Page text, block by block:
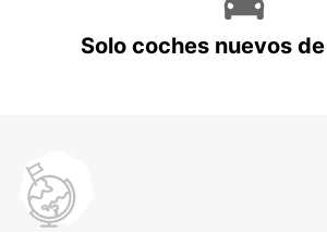
Solo coches nuevos